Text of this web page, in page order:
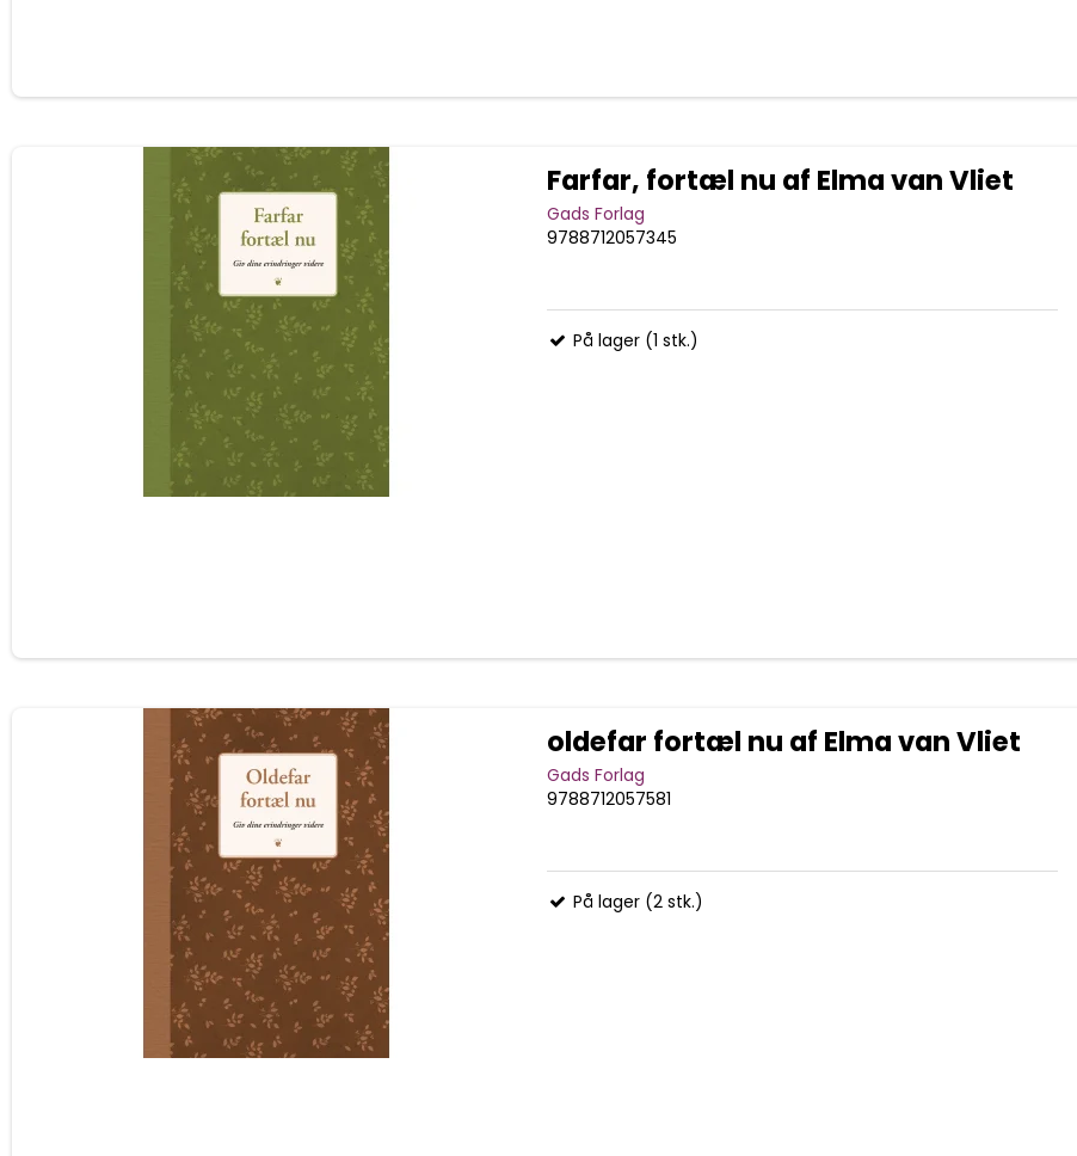
Farfar, fortæl nu af Elma van Vliet
Gads Forlag
9788712057345
På lager (1 stk.)
oldefar fortæl nu af Elma van Vliet
Gads Forlag
9788712057581
På lager (2 stk.)